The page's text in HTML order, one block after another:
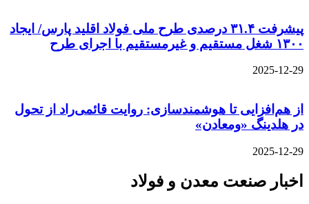
پیشرفت ۳۱.۴ درصدی طرح ملی فولاد اقلید پارس/ ایجاد
۱۳۰۰ شغل مستقیم و غیرمستقیم با اجرای طرح
2025-12-29
از هم‌افزایی تا هوشمندسازی: روایت قائمی‌راد از تحول
در هلدینگ «ومعادن»
2025-12-29
اخبار صنعت معدن و فولاد